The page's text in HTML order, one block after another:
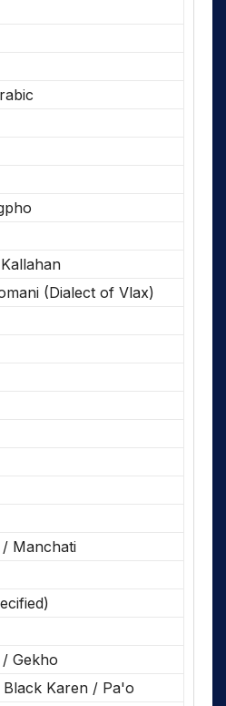
(Dialect of Vlax)
Manchati
Gekho
Karen / Pa'o